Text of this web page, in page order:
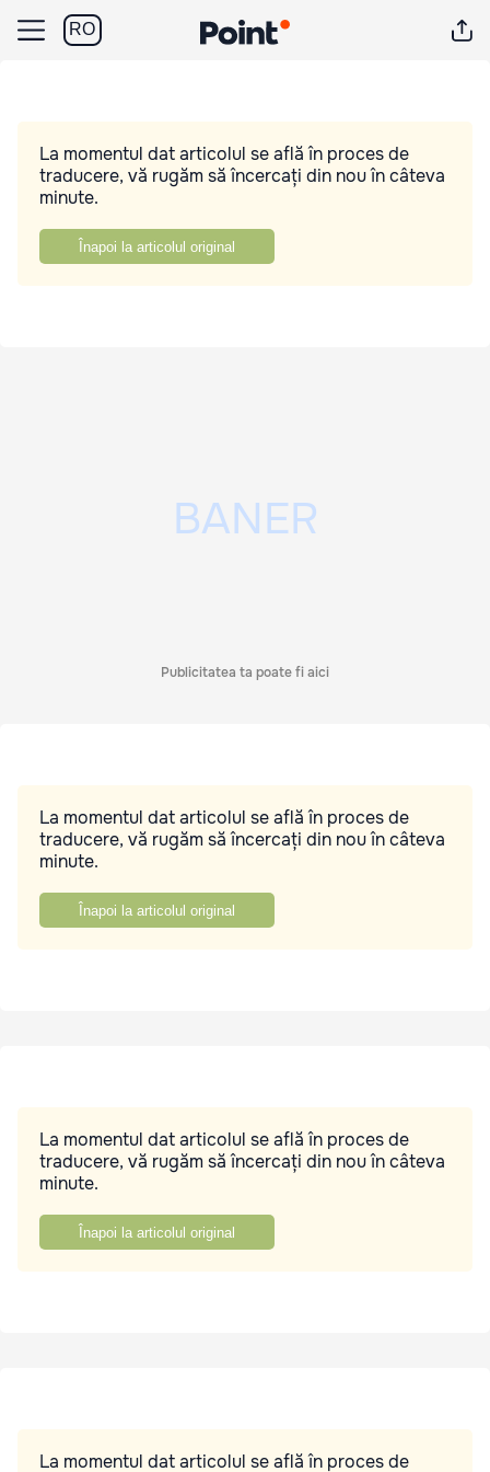
RO
La momentul dat articolul se află în proces de
traducere, vă rugăm să încercați din nou în câteva
minute.
Înapoi la articolul original
Publicitatea ta poate fi aici
La momentul dat articolul se află în proces de
traducere, vă rugăm să încercați din nou în câteva
minute.
Înapoi la articolul original
La momentul dat articolul se află în proces de
traducere, vă rugăm să încercați din nou în câteva
minute.
Înapoi la articolul original
La momentul dat articolul se află în proces de